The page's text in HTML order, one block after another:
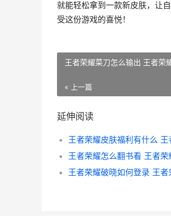
就能轻松拿到一款新皮肤，让
受这份游戏的喜悦！
王者荣耀菜刀怎么输出 王者荣
« 上一篇
延伸阅读
王者荣耀怎么翻书看 王者